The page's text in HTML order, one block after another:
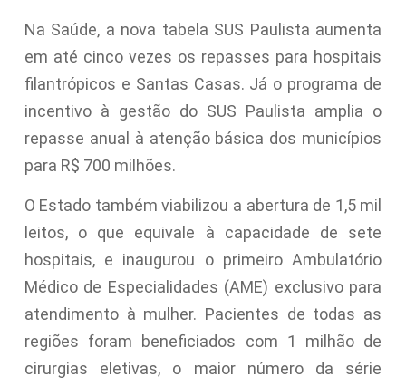
Na Saúde, a nova tabela SUS Paulista aumenta
em até cinco vezes os repasses para hospitais
filantrópicos e Santas Casas. Já o programa de
incentivo à gestão do SUS Paulista amplia o
repasse anual à atenção básica dos municípios
para R$ 700 milhões.
O Estado também viabilizou a abertura de 1,5 mil
leitos, o que equivale à capacidade de sete
hospitais, e inaugurou o primeiro Ambulatório
Médico de Especialidades (AME) exclusivo para
atendimento à mulher. Pacientes de todas as
regiões foram beneficiados com 1 milhão de
cirurgias eletivas, o maior número da série